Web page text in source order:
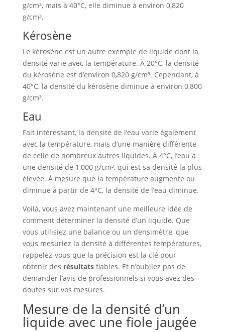
g/cm³, mais à 40°C, elle diminue à environ 0,820
g/cm³.
Kérosène
Le kérosène est un autre exemple de liquide dont la
densité varie avec la température. À 20°C, la densité
du kérosène est d’environ 0,820 g/cm³. Cependant, à
40°C, la densité du kérosène diminue à environ 0,800
g/cm³.
Eau
Fait intéressant, la densité de l’eau varie également
avec la température, mais d’une manière différente
de celle de nombreux autres liquides. À 4°C, l’eau a
une densité de 1,000 g/cm³, qui est sa densité la plus
élevée. À mesure que la température augmente ou
diminue à partir de 4°C, la densité de l’eau diminue.
Voilà, vous avez maintenant une meilleure idée de
comment déterminer la densité d’un liquide. Que
vous utilisiez une balance ou un densimètre, que
vous mesuriez la densité à différentes températures,
rappelez-vous que la précision est la clé pour
obtenir des résultatsfiables. Et n’oubliez pas de
demander l’avis de professionnels si vous avez des
doutes sur vos mesures.
Mesure de la densité d’un
liquide avec une fiole jaugée